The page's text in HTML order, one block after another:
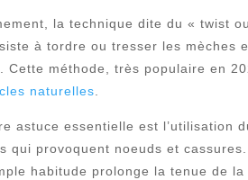
la technique dite du « twist
à tordre ou tresser les mèches
Cette méthode, très populaire en
naturelles
astuce essentielle est l’utilisation
qui provoquent noeuds et
habitude prolonge la tenue de